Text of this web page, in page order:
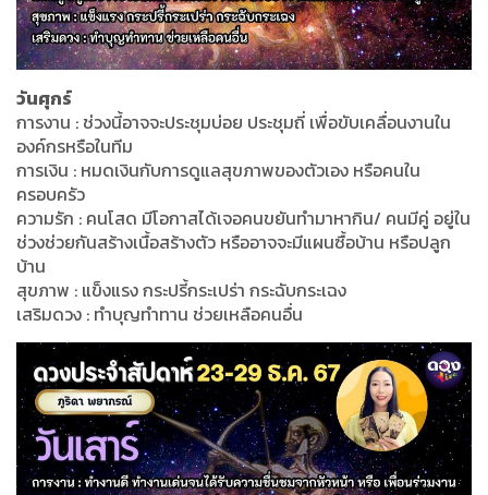
วันศุกร์
การงาน : ช่วงนี้อาจจะประชุมบ่อย ประชุมถี่ เพื่อขับเคลื่อนงานใน
องค์กรหรือในทีม
การเงิน : หมดเงินกับการดูแลสุขภาพของตัวเอง หรือคนใน
ครอบครัว
ความรัก : คนโสด มีโอกาสได้เจอคนขยันทำมาหากิน/ คนมีคู่ อยู่ใน
ช่วงช่วยกันสร้างเนื้อสร้างตัว หรืออาจจะมีแผนซื้อบ้าน หรือปลูก
บ้าน
สุขภาพ : แข็งแรง กระปรี้กระเปร่า กระฉับกระเฉง
เสริมดวง : ทำบุญทำทาน ช่วยเหลือคนอื่น